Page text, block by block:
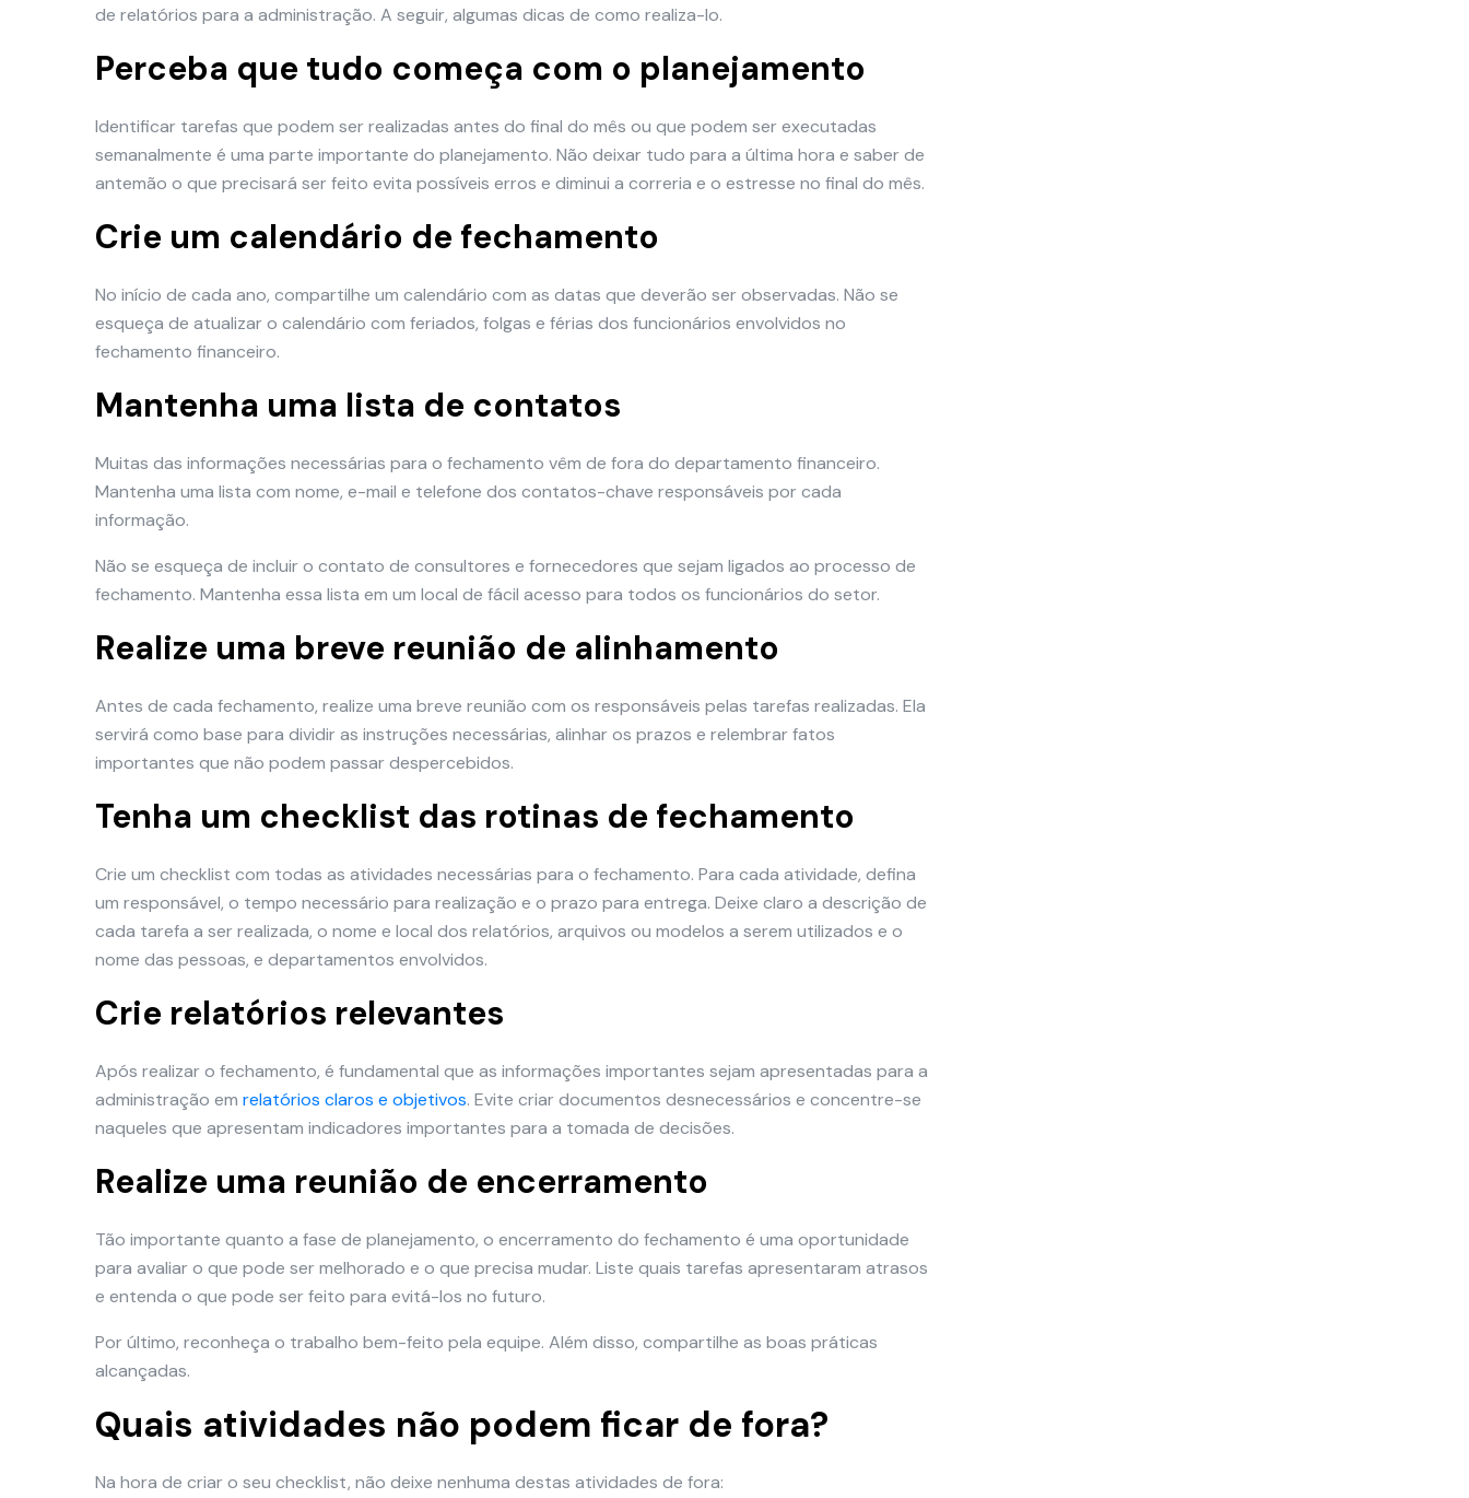
de relatórios para a administração. A seguir, algumas dicas de como realiza-lo.
Perceba que tudo começa com o planejamento
Identificar tarefas que podem ser realizadas antes do final do mês ou que podem ser executadas
semanalmente é uma parte importante do planejamento. Não deixar tudo para a última hora e saber de
antemão o que precisará ser feito evita possíveis erros e diminui a correria e o estresse no final do mês.
Crie um calendário de fechamento
No início de cada ano, compartilhe um calendário com as datas que deverão ser observadas. Não se
esqueça de atualizar o calendário com feriados, folgas e férias dos funcionários envolvidos no
fechamento financeiro.
Mantenha uma lista de contatos
Muitas das informações necessárias para o fechamento vêm de fora do departamento financeiro.
Mantenha uma lista com nome, e-mail e telefone dos contatos-chave responsáveis por cada
informação.
Não se esqueça de incluir o contato de consultores e fornecedores que sejam ligados ao processo de
fechamento. Mantenha essa lista em um local de fácil acesso para todos os funcionários do setor.
Realize uma breve reunião de alinhamento
Antes de cada fechamento, realize uma breve reunião com os responsáveis pelas tarefas realizadas. Ela
servirá como base para dividir as instruções necessárias, alinhar os prazos e relembrar fatos
importantes que não podem passar despercebidos.
Tenha um checklist das rotinas de fechamento
Crie um checklist com todas as atividades necessárias para o fechamento. Para cada atividade, defina
um responsável, o tempo necessário para realização e o prazo para entrega. Deixe claro a descrição de
cada tarefa a ser realizada, o nome e local dos relatórios, arquivos ou modelos a serem utilizados e o
nome das pessoas, e departamentos envolvidos.
Crie relatórios relevantes
Após realizar o fechamento, é fundamental que as informações importantes sejam apresentadas para a
administração em relatórios claros e objetivos. Evite criar documentos desnecessários e concentre-se
naqueles que apresentam indicadores importantes para a tomada de decisões.
Realize uma reunião de encerramento
Tão importante quanto a fase de planejamento, o encerramento do fechamento é uma oportunidade
para avaliar o que pode ser melhorado e o que precisa mudar. Liste quais tarefas apresentaram atrasos
e entenda o que pode ser feito para evitá-los no futuro.
Por último, reconheça o trabalho bem-feito pela equipe. Além disso, compartilhe as boas práticas
alcançadas.
Quais atividades não podem ficar de fora?
Na hora de criar o seu checklist, não deixe nenhuma destas atividades de fora: